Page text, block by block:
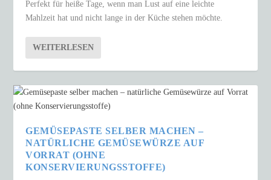
Perfekt für heiße Tage, wenn man Lust auf eine leichte
Mahlzeit hat und nicht lange in der Küche stehen möchte.
WEITERLESEN
GEMÜSEPASTE SELBER MACHEN –
NATÜRLICHE GEMÜSEWÜRZE AUF
VORRAT (OHNE
KONSERVIERUNGSSTOFFE)